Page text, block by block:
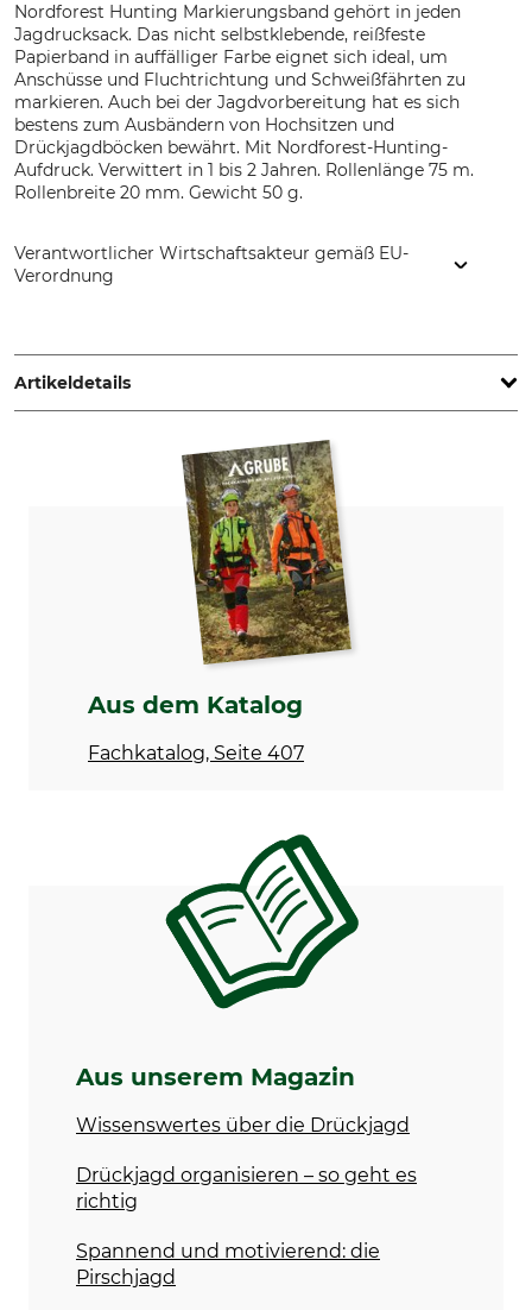
Nordforest Hunting Markierungsband gehört in jeden
Jagdrucksack. Das nicht selbstklebende, reißfeste
Papierband in auffälliger Farbe eignet sich ideal, um
Anschüsse und Fluchtrichtung und Schweißfährten zu
markieren. Auch bei der Jagdvorbereitung hat es sich
bestens zum Ausbändern von Hochsitzen und
Drückjagdböcken bewährt. Mit Nordforest-Hunting-
Aufdruck. Verwittert in 1 bis 2 Jahren. Rollenlänge 75 m.
Rollenbreite 20 mm. Gewicht 50 g.
Verantwortlicher Wirtschaftsakteur gemäß EU-
Verordnung
www.grube.de
Artikeldetails
Nordforest Hunting
Produkttyp
Markierungsband
Gewicht
50 g
Aus dem Katalog
Fachkatalog, Seite 407
Aus unserem Magazin
Wissenswertes über die Drückjagd
Drückjagd organisieren – so geht es
richtig
Spannend und motivierend: die
Pirschjagd